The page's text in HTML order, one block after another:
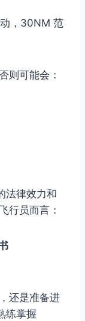
动，30NM 范
则可能会：
法律效力和
行员而言：
还是准备进
练掌握